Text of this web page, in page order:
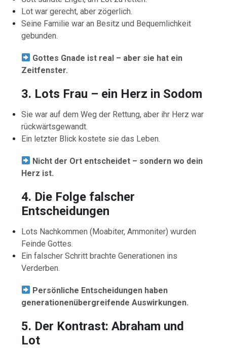
Lot war gerecht, aber zögerlich.
Seine Familie war an Besitz und Bequemlichkeit
gebunden.
Gottes Gnade ist real – aber sie hat ein
Zeitfenster.
3. Lots Frau – ein Herz in Sodom
Sie war auf dem Weg der Rettung, aber ihr Herz war
rückwärtsgewandt.
Ein letzter Blick kostete sie das Leben.
Nicht der Ort entscheidet – sondern wo dein
Herz ist.
4. Die Folge falscher
Entscheidungen
Lots Nachkommen (Moabiter, Ammoniter) wurden
Feinde Gottes.
Ein falscher Schritt brachte Generationen ins
Verderben.
Persönliche Entscheidungen haben
generationenübergreifende Auswirkungen.
5. Der Kontrast: Abraham und
Lot